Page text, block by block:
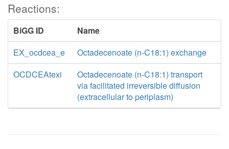
Reactions:
BiGG ID
Name
EX_ocdcea_e
Octadecenoate (n-C18:1) exchange
OCDCEAtexi
Octadecenoate (n-C18:1) transport
via facilitated irreversible diffusion
(extracellular to periplasm)